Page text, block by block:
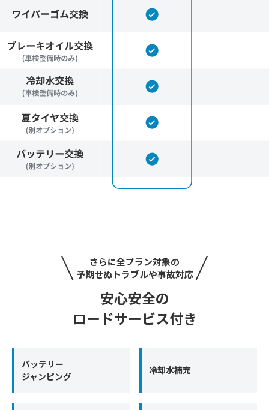
さらに全プラン対象の
予期せぬトラブルや事故対応
安心安全の
ロードサービス付き
バッテリー
ジャンピング
冷却水補充